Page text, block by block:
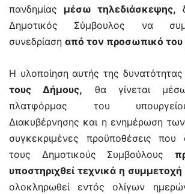
πανδημίας μέσω τηλεδιάσκεψης,
Δημοτικός Σύμβουλος να
συνεδρίαση από τον προσωπικό
Η υλοποίηση αυτής της δυνατότητας
τους Δήμους, θα γίνεται
πλατφόρμας του
Διακυβέρνησης και η ενημέρωση των
συγκεκριμένες προϋποθέσεις που
τους Δημοτικούς Συμβούλους
υποστηριχθεί τεχνικά η συμμετοχή
ολοκληρωθεί εντός ολίγων